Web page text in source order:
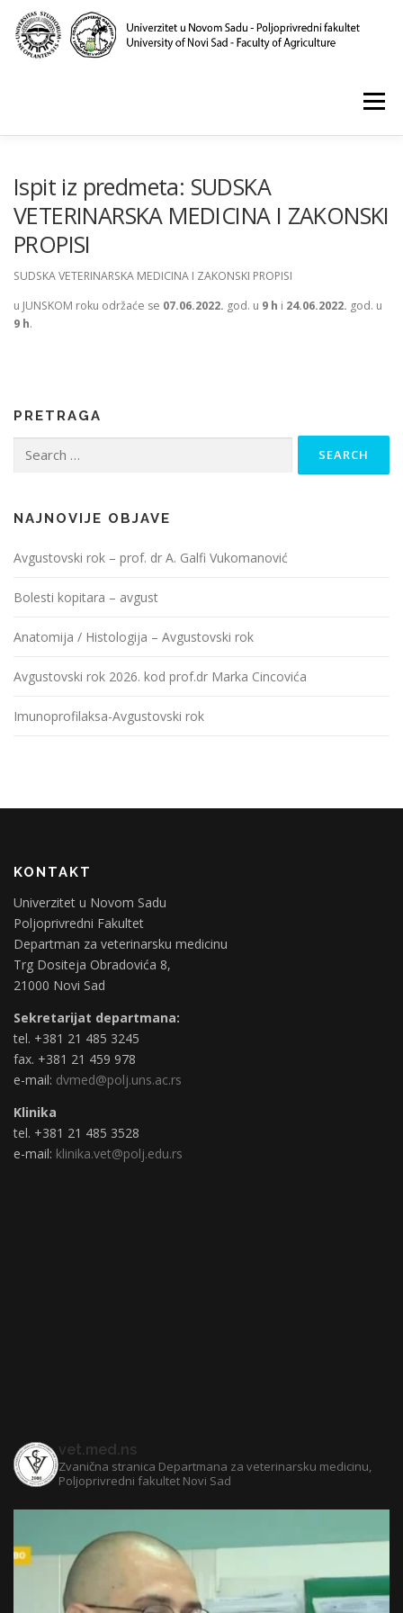
content
Menu
KLINIKA I LABORATORIJE
Ispit iz predmeta: SUDSKA
VETERINARSKA MEDICINA I ZAKONSKI
PROPISI
SUDSKA VETERINARSKA MEDICINA I ZAKONSKI PROPISI
u JUNSKOM roku održaće se 07.06.2022. god. u 9 h i 24.06.2022. god. u
9 h.
PRETRAGA
for:
NAJNOVIJE OBJAVE
Avgustovski rok – prof. dr A. Galfi Vukomanović
Bolesti kopitara – avgust
Anatomija / Histologija – Avgustovski rok
Avgustovski rok 2026. kod prof.dr Marka Cincovića
Imunoprofilaksa-Avgustovski rok
KONTAKT
Univerzitet u Novom Sadu
Poljoprivredni Fakultet
Departman za veterinarsku medicinu
Trg Dositeja Obradovića 8,
21000 Novi Sad
Sekretarijat departmana:
tel. +381 21 485 3245
fax. +381 21 459 978
e-mail: dvmed@polj.uns.ac.rs
Klinika
tel. +381 21 485 3528
e-mail: klinika.vet@polj.edu.rs
vet.med.ns
Zvanična stranica Departmana za veterinarsku medicinu,
Poljoprivredni fakultet Novi Sad